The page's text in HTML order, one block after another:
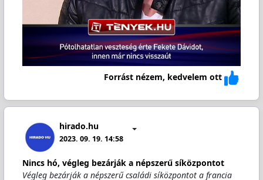
Forrást nézem, kedvelem ott
hirado.hu
2023. 09. 19. 14:58
Nincs hó, végleg bezárják a népszerű síközpontot
Végleg bezárják a népszerű családi síközpontot a francia